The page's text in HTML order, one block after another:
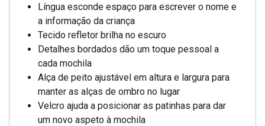
Língua esconde espaço para escrever o nome e
a informação da criança
Tecido refletor brilha no escuro
Detalhes bordados dão um toque pessoal a
cada mochila
Alça de peito ajustável em altura e largura para
manter as alças de ombro no lugar
Velcro ajuda a posicionar as patinhas para dar
um novo aspeto à mochila